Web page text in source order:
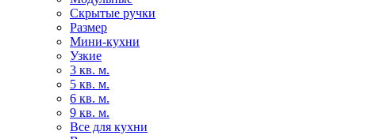
Скрытые ручки
Размер
Мини-кухни
Узкие
3 кв. м.
5 кв. м.
6 кв. м.
9 кв. м.
Все для кухни